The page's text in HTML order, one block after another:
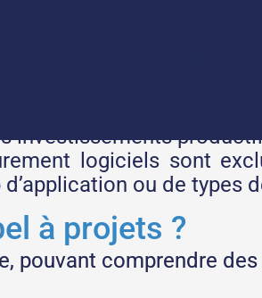
investissements
logiciels sont
ou de types
à projets ?
pouvant comprendre